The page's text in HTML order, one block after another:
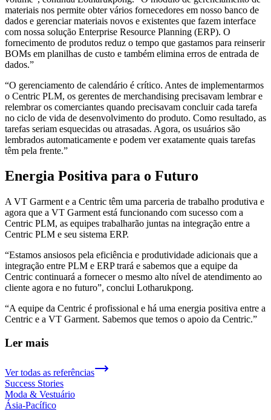
materiais nos permite obter vários fornecedores em nosso banco de
dados e gerenciar materiais novos e existentes que fazem interface
com nossa solução Enterprise Resource Planning (ERP). O
fornecimento de produtos reduz o tempo que gastamos para reinserir
BOMs em planilhas de custo e também elimina erros de entrada de
dados.”
“O gerenciamento de calendário é crítico. Antes de implementarmos
o Centric PLM, os gerentes de merchandising precisavam lembrar e
relembrar os comerciantes quando precisavam concluir cada tarefa
no ciclo de vida de desenvolvimento do produto. Como resultado, as
tarefas seriam esquecidas ou atrasadas. Agora, os usuários são
lembrados automaticamente e podem ver exatamente quais tarefas
têm pela frente.”
Energia Positiva para o Futuro
A VT Garment e a Centric têm uma parceria de trabalho produtiva e
agora que a VT Garment está funcionando com sucesso com a
Centric PLM, as equipes trabalharão juntas na integração entre a
Centric PLM e seu sistema ERP.
“Estamos ansiosos pela eficiência e produtividade adicionais que a
integração entre PLM e ERP trará e sabemos que a equipe da
Centric continuará a fornecer o mesmo alto nível de atendimento ao
cliente agora e no futuro”, conclui Lotharukpong.
“A equipe da Centric é profissional e há uma energia positiva entre a
Centric e a VT Garment. Sabemos que temos o apoio da Centric.”
Ler mais
Ver todas as referências
Success Stories
Moda & Vestuário
Ásia-Pacífico